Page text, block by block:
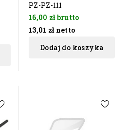
PZ-PZ-111
16,00 złbrutto
13,01 zł netto
Dodaj do koszyka